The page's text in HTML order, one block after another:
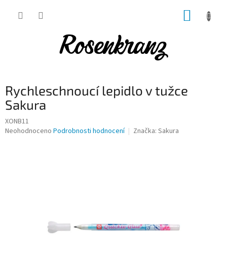
Rychleschnoucí lepidlo v tužce
Sakura
XONB11
Průměrné
Neohodnoceno Podrobnosti hodnocení Značka: Sakura